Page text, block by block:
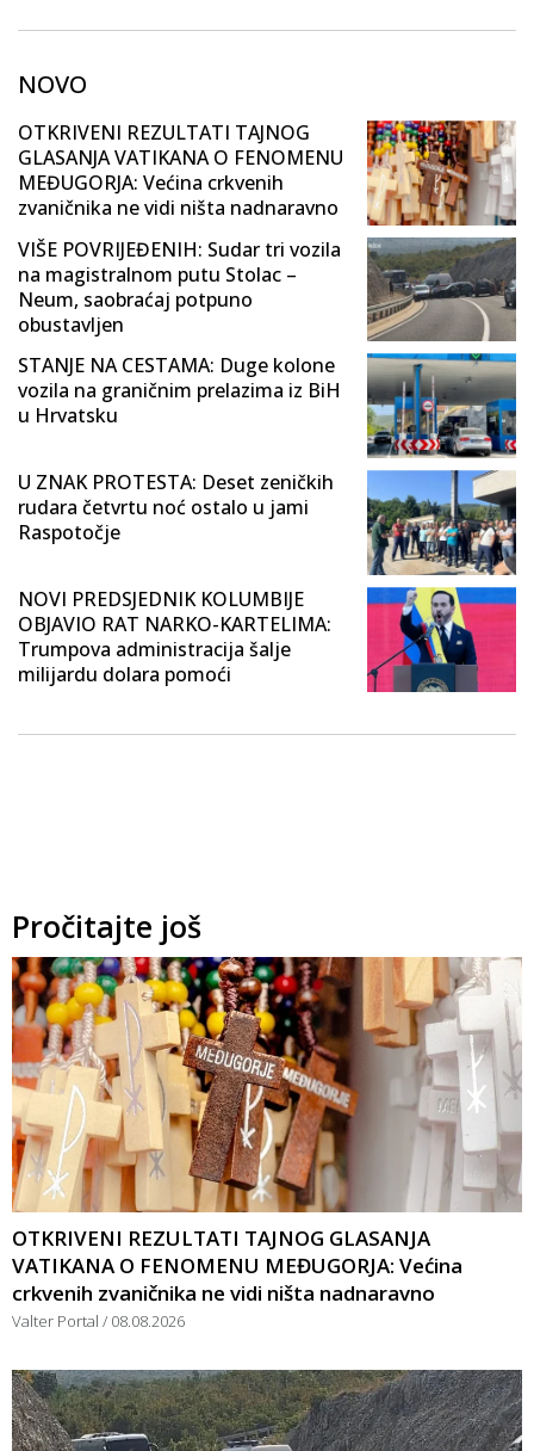
NOVO
OTKRIVENI REZULTATI TAJNOG
GLASANJA VATIKANA O FENOMENU
MEĐUGORJA: Većina crkvenih
zvaničnika ne vidi ništa nadnaravno
VIŠE POVRIJEĐENIH: Sudar tri vozila
na magistralnom putu Stolac –
Neum, saobraćaj potpuno
obustavljen
STANJE NA CESTAMA: Duge kolone
vozila na graničnim prelazima iz BiH
u Hrvatsku
U ZNAK PROTESTA: Deset zeničkih
rudara četvrtu noć ostalo u jami
Raspotočje
NOVI PREDSJEDNIK KOLUMBIJE
OBJAVIO RAT NARKO-KARTELIMA:
Trumpova administracija šalje
milijardu dolara pomoći
Pročitajte još
OTKRIVENI REZULTATI TAJNOG GLASANJA
VATIKANA O FENOMENU MEĐUGORJA: Većina
crkvenih zvaničnika ne vidi ništa nadnaravno
Valter Portal 08.08.2026